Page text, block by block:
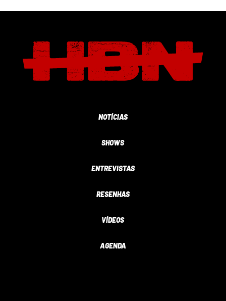
NOTÍCIAS
SHOWS
ENTREVISTAS
RESENHAS
VÍDEOS
AGENDA